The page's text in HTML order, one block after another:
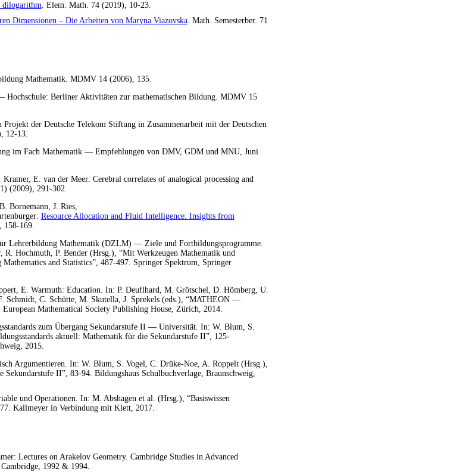
dilogarithm. Elem. Math. 74 (2019), 10-23.
Dimensionen – Die Arbeiten von Maryna Viazovska. Math. Semesterber. 71
Mathematik. MDMV14 (2006), 135.
Berliner Aktivitäten zur mathematischen Bildung. MDMV15
der Deutsche Telekom Stiftung in Zusammenarbeit mit der Deutschen
12-13.
im Fach Mathematik — Empfehlungen von DMV, GDMund MNU, Juni
E. van der Meer: Cerebral correlates of analogical processing and
(2009), 291-302.
Bornemann, J. Ries,
Resource Allocation and Fluid Intelligence: Insights from
158-169.
Lehrerbildung Mathematik (DZLM) — Ziele und Fortbildungsprogramme.
R. Hochmuth, P. Bender (Hrsg.), “Mit Werkzeugen Mathematik und
and Statistics”, 487-497. Springer Spektrum, Springer
E. Warmuth: Education. In: P. Deuflhard, M. Grötschel, D. Hömberg, U.
C. Schütte, M. Skutella, J. Sprekels (eds.), “MATHEON—
Mathematical Society Publishing House, Zürich, 2014.
zum Übergang Sekundarstufe II — Universität. In: W. Blum, S.
aktuell: Mathematik für die Sekundarstufe II”, 125-
2015.
Argumentieren. In: W. Blum, S. Vogel, C. Drüke-Noe, A. Roppelt (Hrsg.),
II”, 83-94. Bildungshaus Schulbuchverlage, Braunschweig,
und Operationen. In: M. Abshagen et al. (Hrsg.), “Basiswissen
Kallmeyer in Verbindung mit Klett, 2017.
Lectures on Arakelov Geometry. Cambridge Studies in Advanced
1992 & 1994.